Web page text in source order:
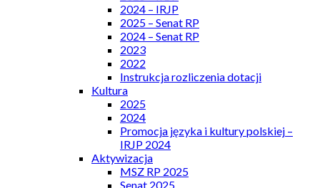
2024 – IRJP
2025 – Senat RP
2024 – Senat RP
2023
2022
Instrukcja rozliczenia dotacji
Kultura
2025
2024
Promocja języka i kultury polskiej –
IRJP 2024
Aktywizacja
MSZ RP 2025
Senat 2025